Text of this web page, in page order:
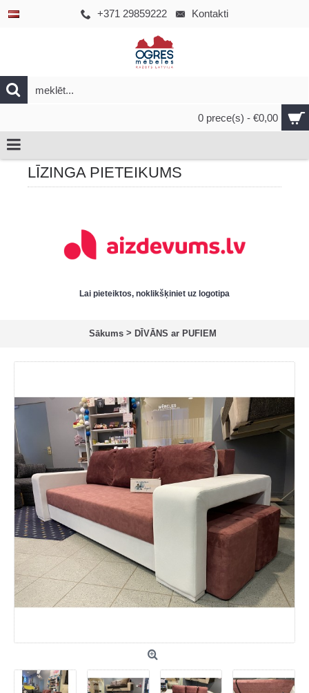
+371 29859222 Kontakti
0 prece(s) - €0,00
LĪZINGA PIETEIKUMS
Lai pieteiktos, noklikšķiniet uz logotipa
Sākums > DĪVĀNS ar PUFIEM